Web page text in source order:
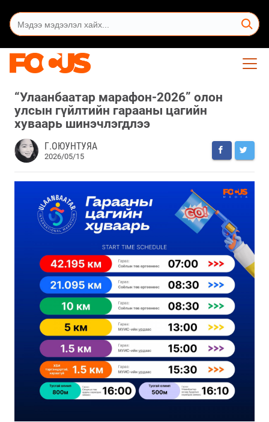
“Улаанбаатар марафон-2026” олон
улсын гүйлтийн гарааны цагийн
хуваарь шинэчлэгдлээ
Г.ОЮУНТУЯА
2026/05/15